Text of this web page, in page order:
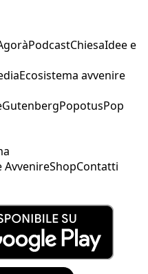
PodcastChiesaIdee e
Ecosistema avvenire
GutenbergPopotusPop
AvvenireShopContatti